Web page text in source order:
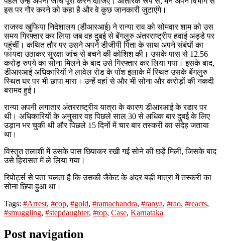
इस पर गौर करने को कहा है और वे कुछ जानकारी जुटाएंगे।
राजस्व खुफिया निदेशालय (डीआरआई) ने रान्या राव को सोमवार शाम को उस
समय गिरफ्तार कर लिया जब वह दुबई से बेंगलुरु अंतरराष्ट्रीय हवाई अड्डे पर
पहुंचीं। कथित तौर पर उसने अपने डीजीपी पिता के साथ अपने संबंधों का
फायदा उठाकर सुरक्षा जांच से बचने की कोशिश की। उसके पास से 12.56
करोड़ रुपये का सोना मिलने के बाद उसे गिरफ्तार कर लिया गया। इसके बाद,
डीआरआई अधिकारियों ने लावेल रोड के पॉश इलाके में स्थित उसके बेंगलुरु
स्थित घर पर भी छापा मारा। उन्हें वहां से और भी सोना और करोड़ों की नकदी
बरामद हुई।
रान्या अपनी लगातार अंतरराष्ट्रीय यात्रा के कारण डीआरआई के रडार पर
थी। अधिकारियों के अनुसार वह पिछले साल 30 से अधिक बार दुबई के लिए
उड़ान भर चुकी थी और पिछले 15 दिनों में चार बार तस्करी का संदेह जताया
था।
विस्तृत तलाशी में उसके पास छिपाकर रखी गई सोने की छड़ें मिलीं, जिसके बाद
उसे हिरासत में ले लिया गया।
रिपोर्ट्स से पता चलता है कि उसकी जैकेट के अंदर बड़ी मात्रा में तस्करी का
सोना छिपा हुआ था।
Tags: #Arrest, #cop, #gold, #ramachandra, #ranya, #rao, #reacts,
#smuggling, #stepdaughter, #top, Case, Karnataka
Post navigation